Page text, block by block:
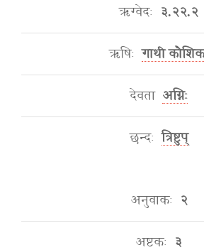
ऋग्वेदः ३.२२.२
ऋषिः गाथी
देवता अग्निः
छन्दः त्रिष्टुप्
अनुवाकः २
अष्टकः ३